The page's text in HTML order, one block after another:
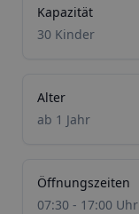
Kapazität
30 Kinder
Alter
ab 1 Jahr
Öffnungszeiten
07:30 - 17:00 Uhr